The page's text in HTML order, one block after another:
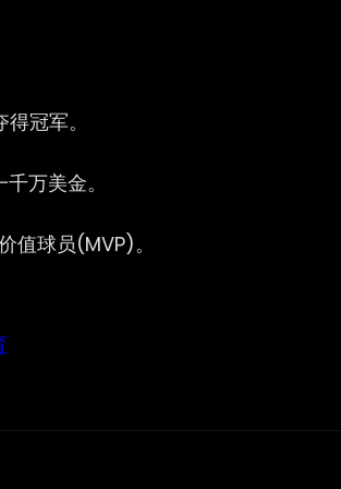
冠军。
万美金。
值球员(MVP)。